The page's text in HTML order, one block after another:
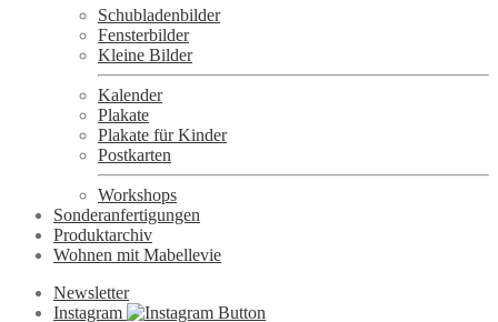
Schubladenbilder
Fensterbilder
Kleine Bilder
Kalender
Plakate
Plakate für Kinder
Postkarten
Workshops
Sonderanfertigungen
Produktarchiv
Wohnen mit Mabellevie
Newsletter
Instagram